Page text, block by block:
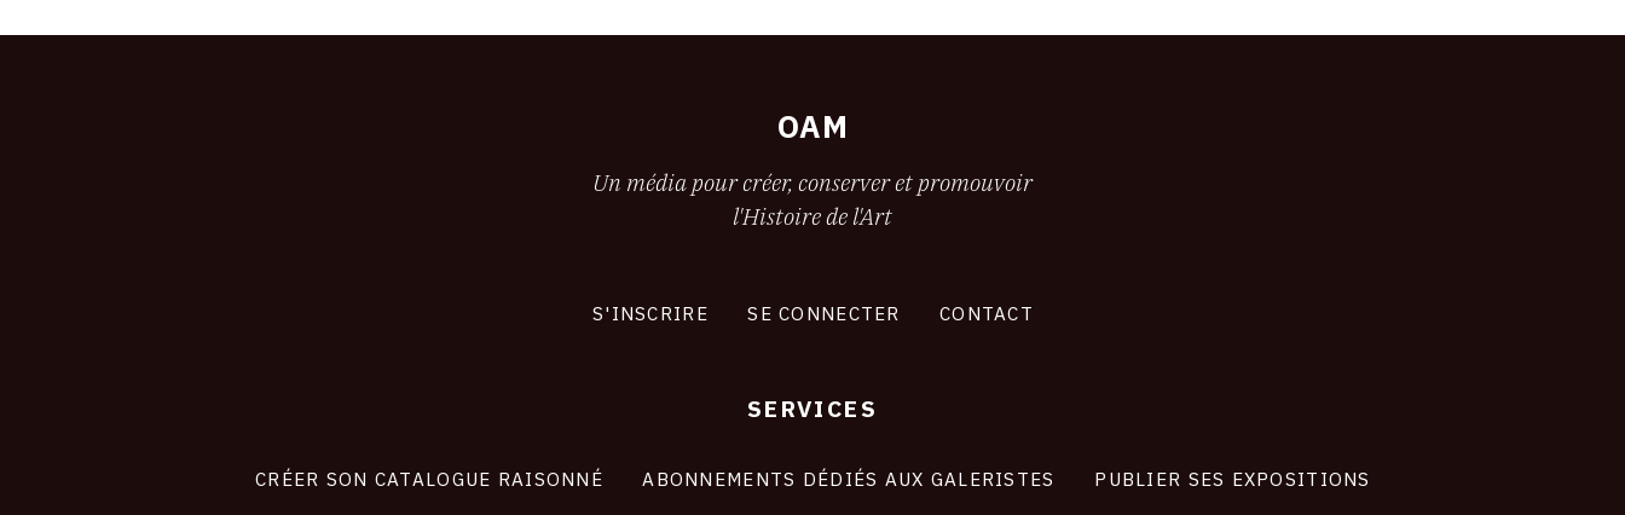
OAM
Un média pour créer, conserver et promouvoir
l'Histoire de l'Art
S'INSCRIRE SE CONNECTER CONTACT
SERVICES
CRÉER SON CATALOGUE RAISONNÉ ABONNEMENTS DÉDIÉS AUX GALERISTES PUBLIER SES EXPOSITIONS